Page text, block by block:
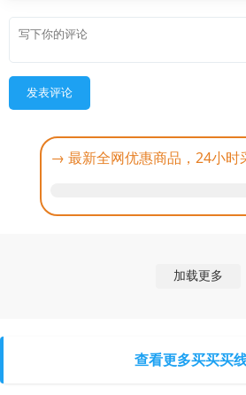
发表评论
→ 最新全网优惠商品，24小时
加载更多
查看更多买买买